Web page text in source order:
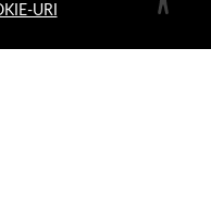
URI